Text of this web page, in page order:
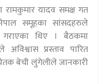
रामकुमार यादव समक्ष गत
समूहका सांसदहरुले
गराएका थिए । बैठकमा
प्रस्ताव पारित
बेची लुंगेलीले जानकारी